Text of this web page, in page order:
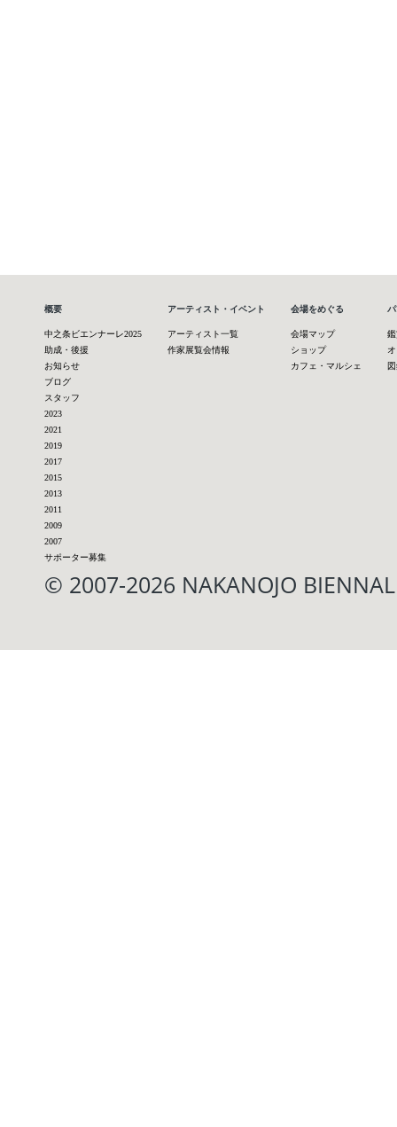
概要
中之条ビエンナーレ2025
助成・後援
お知らせ
ブログ
スタッフ
2023
2021
2019
2017
2015
2013
2011
2009
2007
サポーター募集
アーティスト・イベント
アーティスト一覧
作家展覧会情報
会場をめぐる
会場マップ
ショップ
カフェ・マルシェ
© 2007-2026 NAKANOJO